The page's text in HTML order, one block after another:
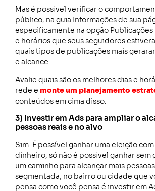
Mas é possível verificar o
público, na guia Informações de sua
especificamente na opção Publicações
e horários que seus seguidores
quais tipos de publicações mais
e alcance.
Avalie quais são os melhores dias e
rede e monte um planejamento
conteúdos em cima disso.
3) Investir em Ads para ampliar o
pessoas reais e no alvo
Sim. É possível ganhar uma eleição
dinheiro, só não é possível ganhar sem
um caminho para alcançar mais
segmentada, no bairro ou cidade que
pensa como você pensa é investir em